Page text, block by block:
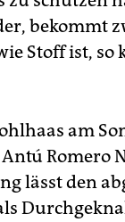
bekommt
Stoff ist,
am
Romero
lässt den